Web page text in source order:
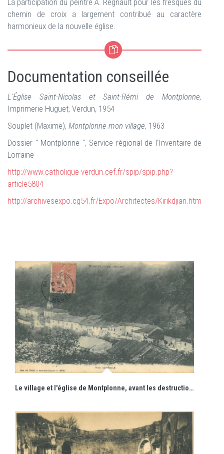
La participation du peintre A. Regnault pour les fresques du
chemin de croix a largement contribué au caractère
harmonieux de la nouvelle église.
Documentation conseillée
L'Église Saint-Nicolas et Saint-Rémi de Montplonne,
Imprimerie Huguet, Verdun, 1954
Souplet (Maxime), Montplonne mon village,‎ 1963
Dossier " Montplonne ", Service régional de l'Inventaire de
Lorraine
http://www.catholique-verdun.cef.fr/spip/spip.php?
article5804
http://archivesexpo.cg54.fr/Expo/Architectes/Kirikdjian.htm
Le village et l'église de Montplonne, avant les destructions de 1940.